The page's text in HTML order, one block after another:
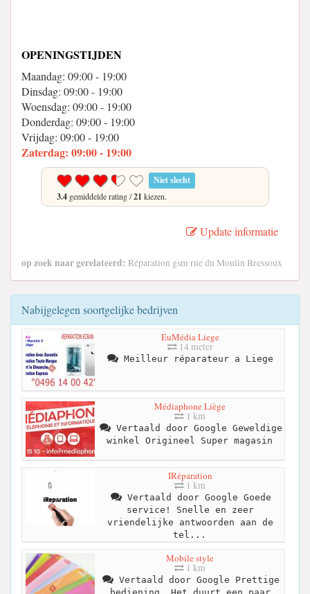
OPENINGSTIJDEN
Maandag: 09:00 - 19:00
Dinsdag: 09:00 - 19:00
Woensdag: 09:00 - 19:00
Donderdag: 09:00 - 19:00
Vrijdag: 09:00 - 19:00
Zaterdag: 09:00 - 19:00
Niet slecht
3.4 gemiddelde rating /21 kiezen.
Update informatie
op zoek naar gerelateerd: Réparation gsm rue du Moulin Bressoux
Nabijgelegen soortgelijke bedrijven
EuMédia Liege
14 meter
Meilleur réparateur a Liege
Médiaphone Liège
1 km
Vertaald door Google Geweldige
winkel Origineel Super magasin
IRéparation
1 km
Vertaald door Google Goede
service! Snelle en zeer
vriendelijke antwoorden aan de
tel...
Mobile style
1 km
Vertaald door Google Prettige